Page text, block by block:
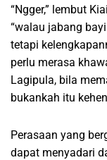
“Ngger,” lembut
“walau jabang
tetapi
perlu merasa
Lagipula, bila
bukankah itu
Perasaan yang
dapat menyadari